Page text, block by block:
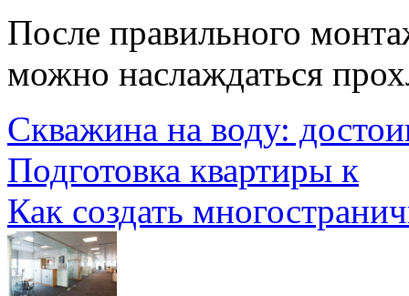
После правильного
можно наслаждаться
Скважина на воду:
Подготовка квартиры к
Как создать